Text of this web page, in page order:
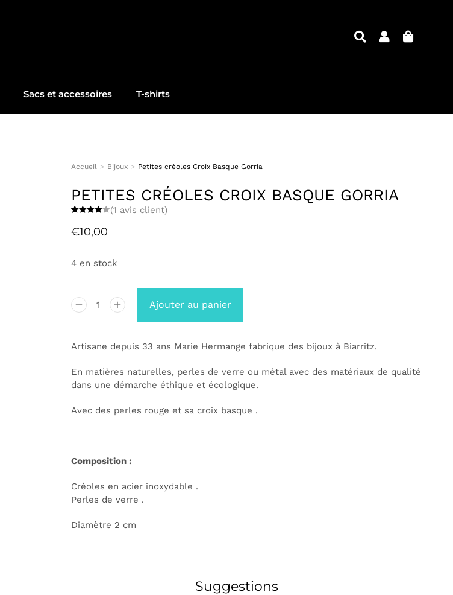
Sacs et accessoires T-shirts
Vous êtes ici :
Accueil Bijoux Petites créoles Croix Basque Gorria
PETITES CRÉOLES CROIX BASQUE GORRIA
sur 5
basé
client
(1 avis client)
€10,00
4 en stock
Ajouter au panier
Artisane depuis 33 ans Marie Hermange fabrique des bijoux à Biarritz.
En matières naturelles, perles de verre ou métal avec des matériaux de qualité
dans une démarche éthique et écologique.
Avec des perles rouge et sa croix basque .
Composition :
Créoles en acier inoxydable .
Perles de verre .
Diamètre 2 cm
Suggestions